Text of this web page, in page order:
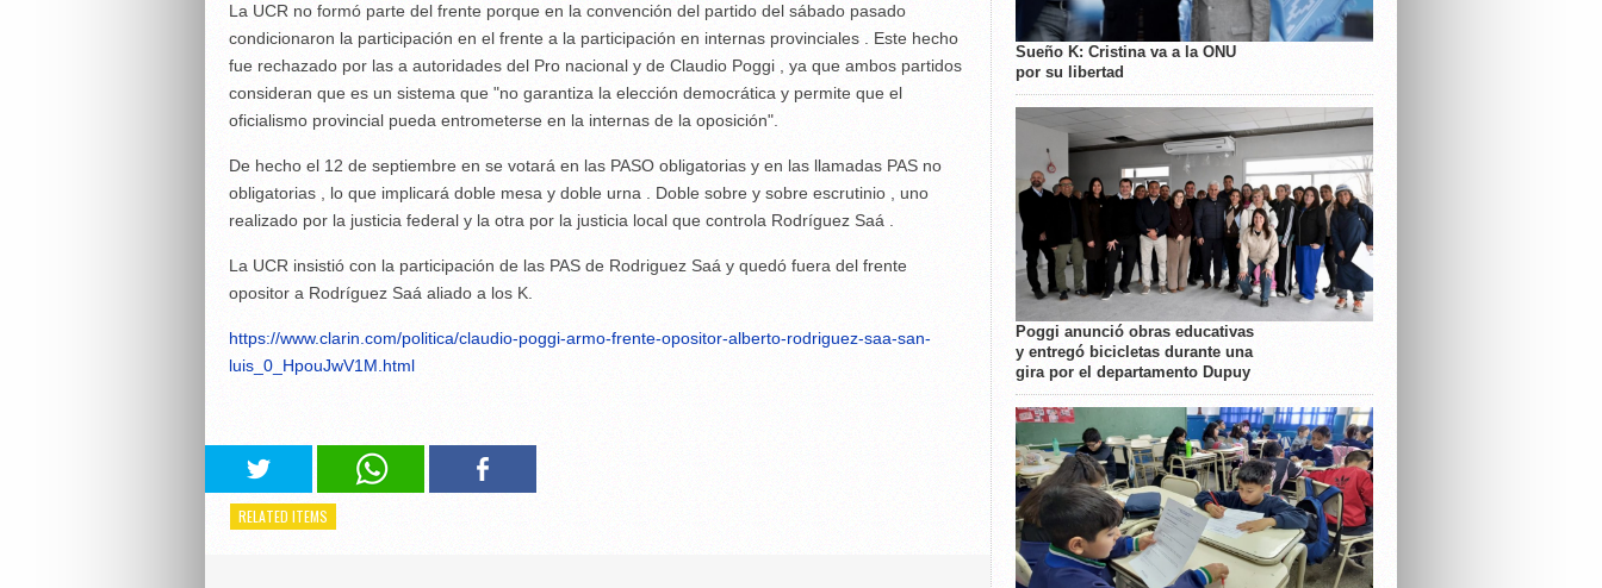
La UCR no formó parte del frente porque en la convención del partido del sábado pasado
condicionaron la participación en el frente a la participación en internas provinciales . Este hecho
fue rechazado por las a autoridades del Pro nacional y de Claudio Poggi , ya que ambos partidos
consideran que es un sistema que "no garantiza la elección democrática y permite que el
oficialismo provincial pueda entrometerse en la internas de la oposición".
De hecho el 12 de septiembre en se votará en las PASO obligatorias y en las llamadas PAS no
obligatorias , lo que implicará doble mesa y doble urna . Doble sobre y sobre escrutinio , uno
realizado por la justicia federal y la otra por la justicia local que controla Rodríguez Saá .
La UCR insistió con la participación de las PAS de Rodriguez Saá y quedó fuera del frente
opositor a Rodríguez Saá aliado a los K.
https://www.clarin.com/politica/claudio-poggi-armo-frente-opositor-alberto-rodriguez-saa-san-
luis_0_HpouJwV1M.html
RELATED ITEMS
Sueño K: Cristina va a la ONU
por su libertad
Poggi anunció obras educativas
y entregó bicicletas durante una
gira por el departamento Dupuy